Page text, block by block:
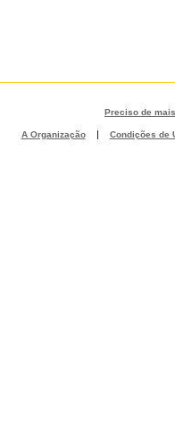
Preciso de
A Organização | Condições de